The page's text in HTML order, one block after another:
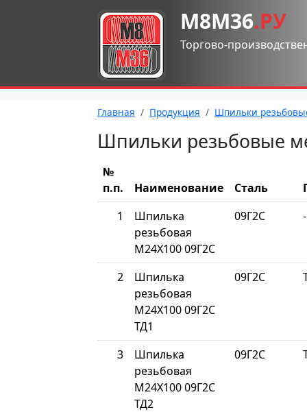
М8М36.РУ
Торгово-
Главная Продукция Шпильки
Шпильки резьбовые
№
п.п.
Наименование Сталь
1
Шпилька
резьбовая
М24Х100 09Г2С
09Г2С -
2
Шпилька
резьбовая
М24Х100 09Г2С
ТД1
09Г2С
3
Шпилька
резьбовая
М24Х100 09Г2С
ТД2
09Г2С